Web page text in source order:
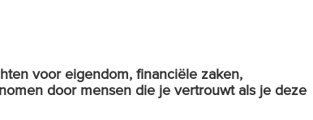
voor eigendom, financiële zaken,
door mensen die je vertrouwt als je deze